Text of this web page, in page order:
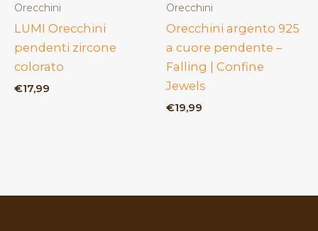
Orecchini
LUMI Orecchini
pendenti zircone
colorato
€17,99
Orecchini
Orecchini argento 925
a cuore pendente –
Falling | Confine
Jewels
€19,99